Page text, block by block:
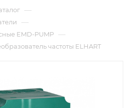
—
—
EMD-PUMP —
частоты ELHART